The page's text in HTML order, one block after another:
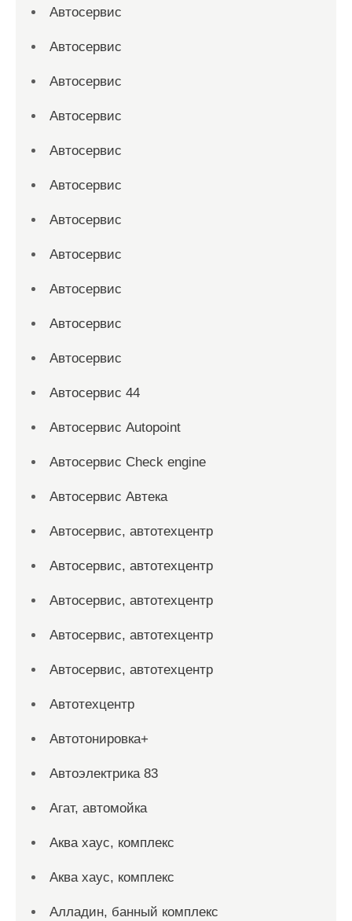
Автосервис
Автосервис
Автосервис
Автосервис
Автосервис
Автосервис
Автосервис
Автосервис
Автосервис
Автосервис
Автосервис
Автосервис 44
Автосервис Autopoint
Автосервис Check engine
Автосервис Автека
Автосервис, автотехцентр
Автосервис, автотехцентр
Автосервис, автотехцентр
Автосервис, автотехцентр
Автосервис, автотехцентр
Автотехцентр
Автотонировка+
Автоэлектрика 83
Агат, автомойка
Аква хаус, комплекс
Аква хаус, комплекс
Алладин, банный комплекс